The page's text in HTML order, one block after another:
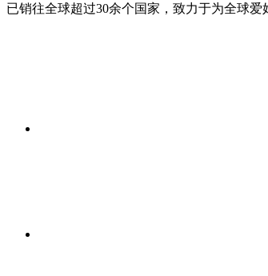
已销往全球超过30余个国家，致力于为全球爱